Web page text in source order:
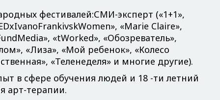
фестивалей:СМИ-эксперт («1+1»,
«Marie Claire»,
«tWorked», «Обозреватель»,
«Лиза», «Мой ребенок», «Колесо
«Теленеделя» и многие другие).
в сфере обучения людей и 18 -ти летний
арт-терапии.